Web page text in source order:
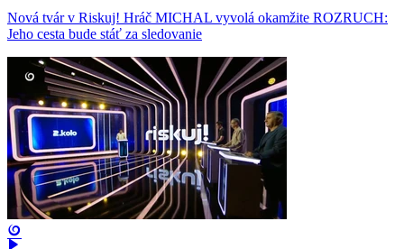
Nová tvár v Riskuj! Hráč MICHAL vyvolá okamžite ROZRUCH:
Jeho cesta bude stáť za sledovanie